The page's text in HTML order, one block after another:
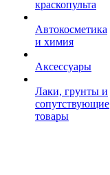
краскопульта
Автокосметика
и химия
Аксессуары
Лаки, грунты и
сопутствующие
товары